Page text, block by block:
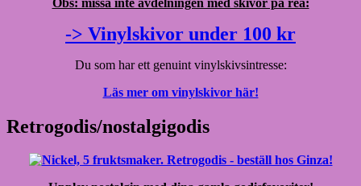
-> Vinylskivor under 100 kr
Du som har ett genuint vinylskivsintresse:
Läs mer om vinylskivor här!
Retrogodis/nostalgigodis